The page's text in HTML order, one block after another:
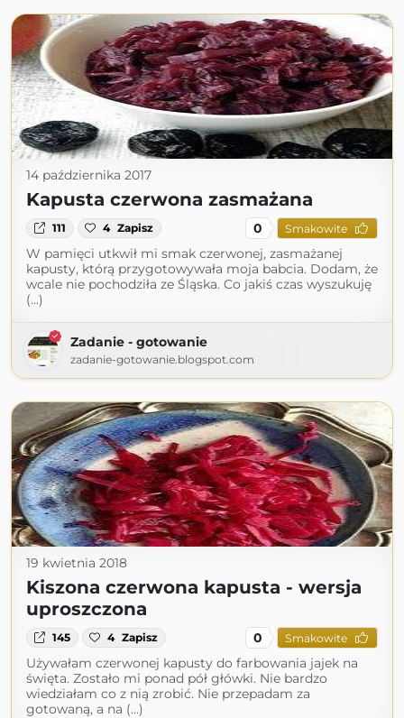
14 października 2017
Kapusta czerwona zasmażana
111 4 Zapisz 0 Smakowite
W pamięci utkwił mi smak czerwonej, zasmażanej
kapusty, którą przygotowywała moja babcia. Dodam, że
wcale nie pochodziła ze Śląska. Co jakiś czas wyszukuję
(...)
Zadanie - gotowanie
zadanie-gotowanie.blogspot.com
19 kwietnia 2018
Kiszona czerwona kapusta - wersja
uproszczona
145 4 Zapisz 0 Smakowite
Używałam czerwonej kapusty do farbowania jajek na
święta. Zostało mi ponad pół główki. Nie bardzo
wiedziałam co z nią zrobić. Nie przepadam za
gotowaną, a na (...)